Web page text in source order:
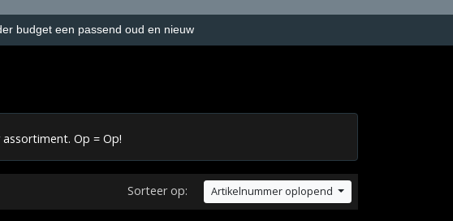
budget een passend oud en nieuw
Op = Op!
Sorteer op: Artikelnummer oplopend